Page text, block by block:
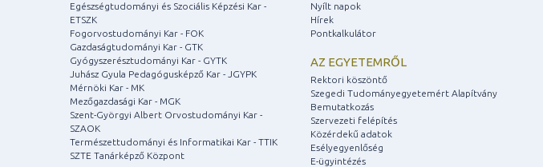
Egészségtudományi és Szociális Képzési Kar -
ETSZK
Fogorvostudományi Kar - FOK
Gazdaságtudományi Kar - GTK
Gyógyszerésztudományi Kar - GYTK
Juhász Gyula Pedagógusképző Kar - JGYPK
Mérnöki Kar - MK
Mezőgazdasági Kar - MGK
Szent-Györgyi Albert Orvostudományi Kar -
SZAOK
Természettudományi és Informatikai Kar - TTIK
SZTE Tanárképző Központ
Nyílt napok
Hírek
Pontkalkulátor
AZ EGYETEMRŐL
Rektori köszöntő
Szegedi Tudományegyetemért Alapítvány
Bemutatkozás
Szervezeti felépítés
Közérdekű adatok
Esélyegyenlőség
E-ügyintézés